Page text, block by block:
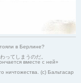
в Берлине?
ってしまうのだ。
вместе с ней»
ничтожества. (с) Бальтасар